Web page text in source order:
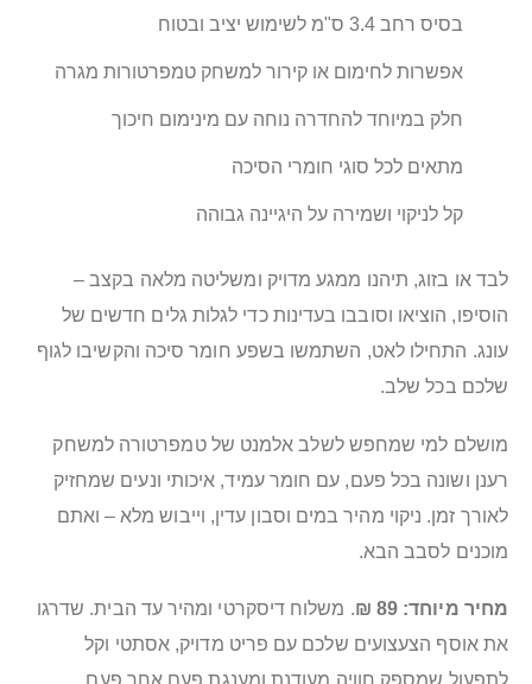
בסיס רחב 3.4 ס"מ לשימוש יציב ובטוח
אפשרות לחימום או קירור למשחק טמפרטורות מגרה
חלק במיוחד להחדרה נוחה עם מינימום חיכוך
מתאים לכל סוגי חומרי הסיכה
קל לניקוי ושמירה על היגיינה גבוהה
לבד או בזוג, תיהנו ממגע מדויק ומשליטה מלאה בקצב –
הוסיפו, הוציאו וסובבו בעדינות כדי לגלות גלים חדשים של
עונג. התחילו לאט, השתמשו בשפע חומר סיכה והקשיבו לגוף
שלכם בכל שלב.
מושלם למי שמחפש לשלב אלמנט של טמפרטורה למשחק
רענן ושונה בכל פעם, עם חומר עמיד, איכותי ונעים שמחזיק
לאורך זמן. ניקוי מהיר במים וסבון עדין, וייבוש מלא – ואתם
מוכנים לסבב הבא.
מחיר מיוחד: 89 ₪
. משלוח דיסקרטי ומהיר עד הבית. שדרגו
את אוסף הצעצועים שלכם עם פריט מדויק, אסתטי וקל